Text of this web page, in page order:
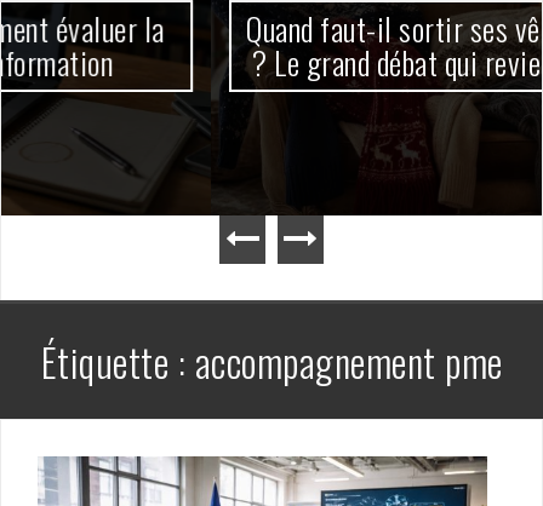
Quand faut-il sortir ses vêtements de
? Le grand débat qui revient chaque
Étiquette : accompagnement pme